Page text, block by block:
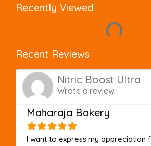
Recently ViewedLoading...
Recent Reviews
Nitric Boost Ultra
Wrote a review
Maharaja Bakery
I want to express my appreciation